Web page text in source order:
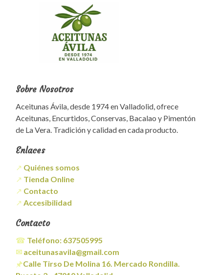
Sobre Nosotros
Aceitunas Ávila, desde 1974 en Valladolid, ofrece
Aceitunas, Encurtidos, Conservas, Bacalao y Pimentón
de La Vera. Tradición y calidad en cada producto.
Enlaces
↗ Quiénes somos
↗ Tienda Online
↗ Contacto
↗ Accesibilidad
Contacto
☎ Teléfono: 637505995
✉ aceitunasavila@gmail.com
🖈Calle Tirso De Molina 16. Mercado Rondilla.